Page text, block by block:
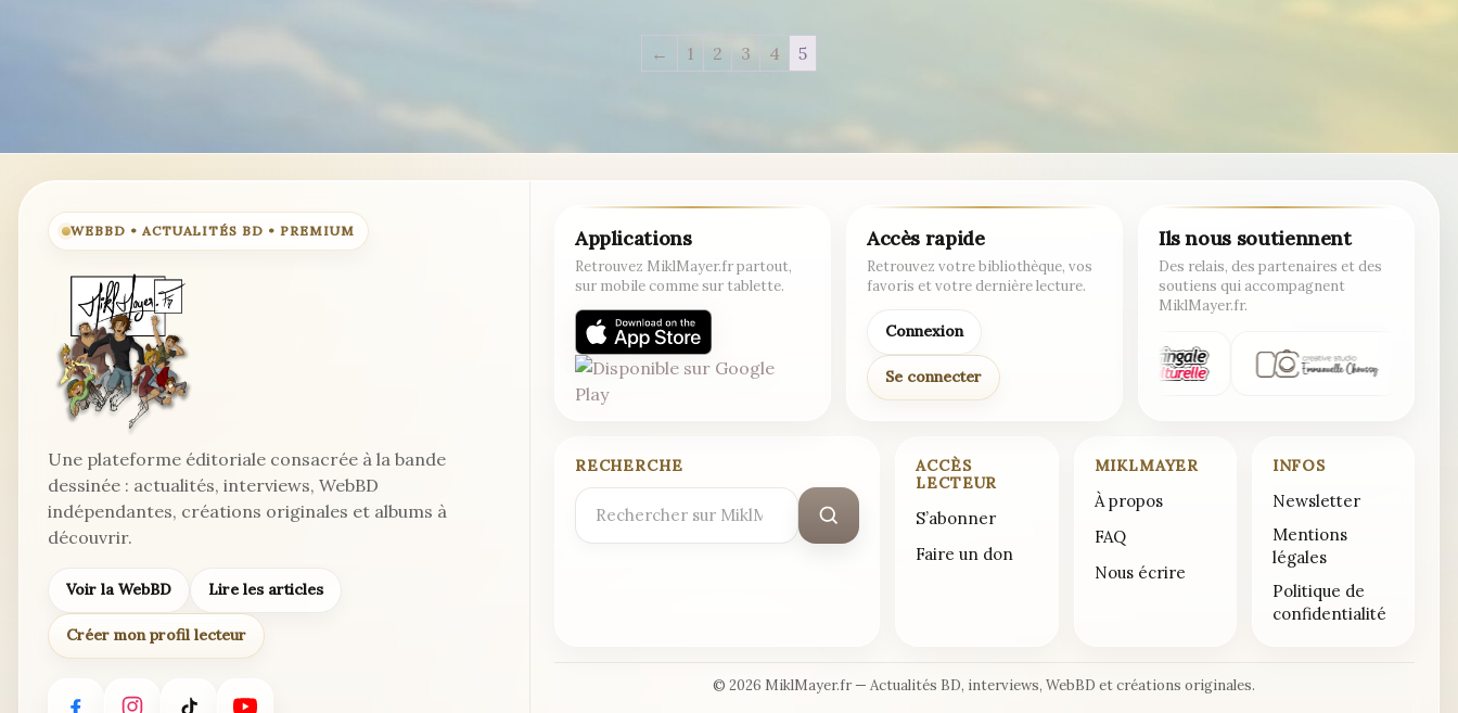
← 1 2 3 4 5
WEBBD • ACTUALITÉS BD • PREMIUM
Une plateforme éditoriale consacrée à la bande
dessinée : actualités, interviews, WebBD
indépendantes, créations originales et albums à
découvrir.
Voir la WebBD Lire les articles
Créer mon profil lecteur
Applications
Retrouvez MiklMayer.fr partout,
sur mobile comme sur tablette.
Accès rapide
Retrouvez votre bibliothèque, vos
favoris et votre dernière lecture.
Connexion
Se connecter
Ils nous soutiennent
Des relais, des partenaires et des
soutiens qui accompagnent
MiklMayer.fr.
RECHERCHE
Rechercher
ACCÈS
LECTEUR
S’abonner
Faire un don
MIKLMAYER
À propos
FAQ
Nous écrire
INFOS
Newsletter
Mentions
légales
Politique de
confidentialité
© 2026 MiklMayer.fr — Actualités BD, interviews, WebBD et créations originales.